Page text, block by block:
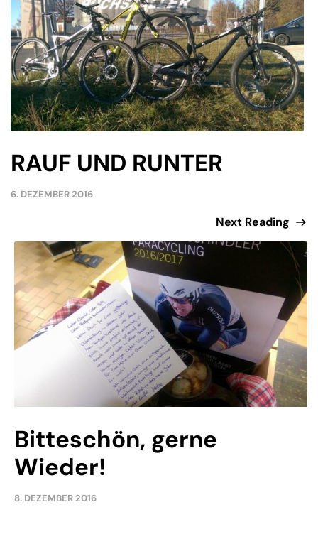
RAUF UND RUNTER
6. DEZEMBER 2016
Next Reading
Bitteschön, gerne
Wieder!
8. DEZEMBER 2016